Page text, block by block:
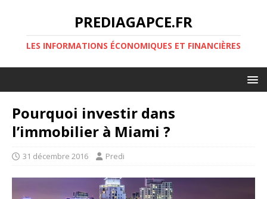
PREDIAGAPCE.FR
LES INFORMATIONS ÉCONOMIQUES ET FINANCIÈRES
Pourquoi investir dans
l’immobilier à Miami ?
31 décembre 2016 Predi